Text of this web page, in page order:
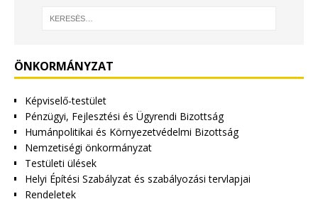
ÖNKORMÁNYZAT
Képviselő-testület
Pénzügyi, Fejlesztési és Ügyrendi Bizottság
Humánpolitikai és Környezetvédelmi Bizottság
Nemzetiségi önkormányzat
Testületi ülések
Helyi Építési Szabályzat és szabályozási tervlapjai
Rendeletek